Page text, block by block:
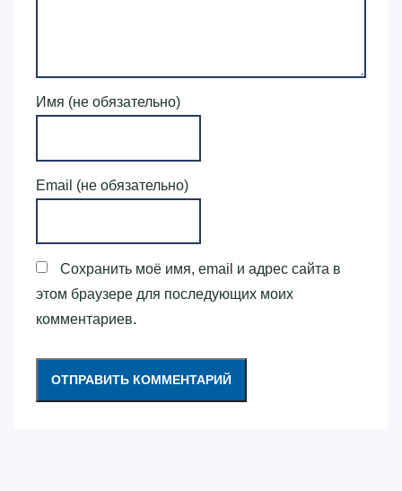
Имя (не обязательно)
Email (не обязательно)
Сохранить моё имя, email и адрес сайта в
этом браузере для последующих моих
комментариев.